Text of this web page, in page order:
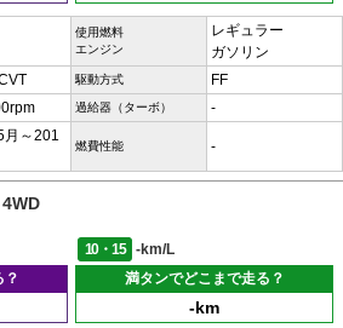
使用燃料
エンジン
レギュラー
ガソリン
駆動方式 FF
過給器（ターボ） -
月～201
燃費性能 -
10・15
-km/L
？
満タンでどこまで走る？
-km